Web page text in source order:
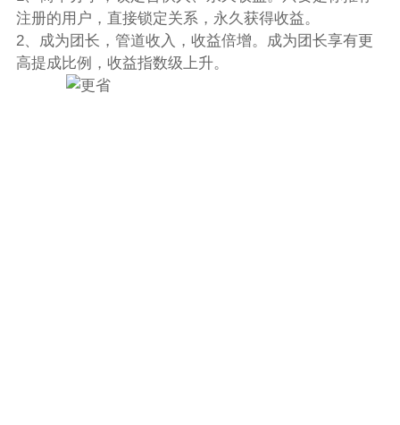
注册的用户，直接锁定关系，永久获得收益。
2、成为团长，管道收入，收益倍增。成为团长享有更
高提成比例，收益指数级上升。